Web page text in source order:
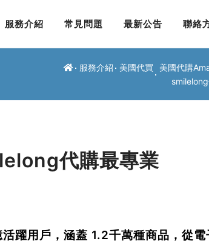
服務介紹 常見問題 最新公告 聯絡
服務介紹 美國代買
美國代購
代購最專業
躍用戶 ，涵蓋 1.2千萬種商品 ，從